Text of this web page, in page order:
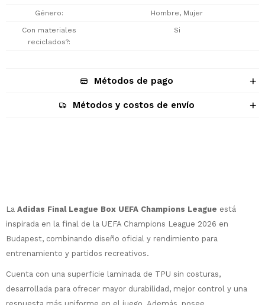
Género Hombre, Mujer
Con materiales
reciclados?
Si
Métodos de pago
Métodos y costos de envío
La Adidas Final League Box UEFA Champions League está
inspirada en la final de la UEFA Champions League 2026 en
Budapest, combinando diseño oficial y rendimiento para
entrenamiento y partidos recreativos.
Cuenta con una superficie laminada de TPU sin costuras,
desarrollada para ofrecer mayor durabilidad, mejor control y una
¡Sumate a la forma más ágil de
comprar!